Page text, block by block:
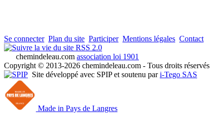
Se connecter Plan du site Participer Mentions légales Contact
RSS 2.0
chemindeleau.com association loi 1901
Copyright © 2013-2026 chemindeleau.com - Tous droits réservés
Site développé avec SPIP et soutenu pari-Tego SAS
Made in Pays de Langres